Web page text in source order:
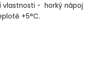
vlastnosti - horký nápoj
+5°C.